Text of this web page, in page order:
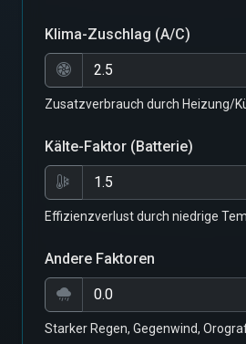
Klima-Zuschlag (A/C)
Zusatzverbrauch durch Heizung/
Kälte-Faktor (Batterie)
Effizienzverlust durch niedrige
Andere Faktoren
Starker Regen, Gegenwind,